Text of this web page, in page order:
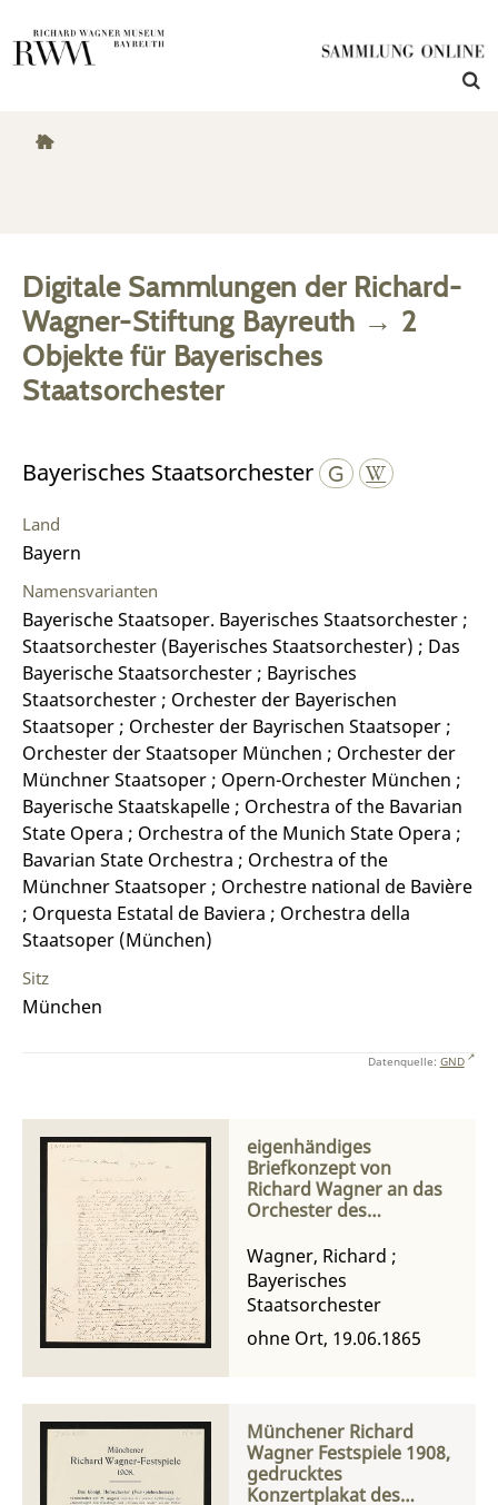
Digitale Sammlungen der Richard-
Wagner-Stiftung Bayreuth → 2
Objektefür Bayerisches
Staatsorchester
Bayerisches Staatsorchester
Land
Bayern
Namensvarianten
Bayerische Staatsoper. Bayerisches Staatsorchester ;
Staatsorchester (Bayerisches Staatsorchester) ; Das
Bayerische Staatsorchester ; Bayrisches
Staatsorchester ; Orchester der Bayerischen
Staatsoper ; Orchester der Bayrischen Staatsoper ;
Orchester der Staatsoper München ; Orchester der
Münchner Staatsoper ; Opern-Orchester München ;
Bayerische Staatskapelle ; Orchestra of the Bavarian
State Opera ; Orchestra of the Munich State Opera ;
Bavarian State Orchestra ; Orchestra of the
Münchner Staatsoper ; Orchestre national de Bavière
; Orquesta Estatal de Baviera ; Orchestra della
Staatsoper (München)
Sitz
München
Datenquelle: GND
eigenhändiges
Briefkonzept von
Richard Wagner an das
Orchester des
Wagner, Richard ;
Bayerisches
Staatsorchester
ohne Ort, 19.06.1865
Münchener Richard
Wagner Festspiele 1908,
gedrucktes
Konzertplakat des